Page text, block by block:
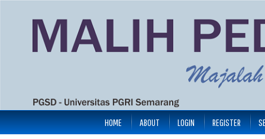
HOME ABOUT LOGIN REGISTER